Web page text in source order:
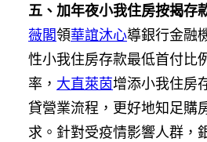
五、加年夜小我住房按揭存
薇閣領華誼沐心導銀行金融
性小我住房存款最低首付比
率， 大直萊茵增添小我住房
貸營業流程，更好地知足購
求。針對受疫情影響人群，